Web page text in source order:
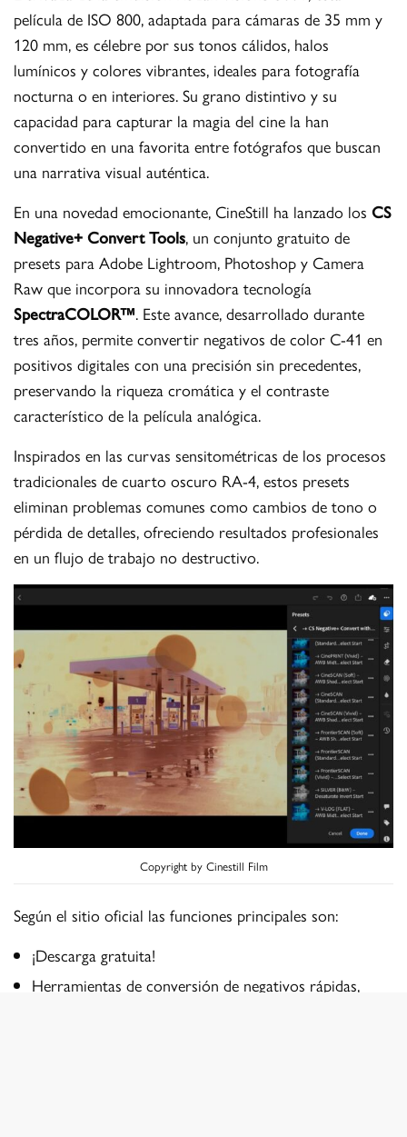
película de ISO 800, adaptada para cámaras de 35 mm y
120 mm, es célebre por sus tonos cálidos, halos
lumínicos y colores vibrantes, ideales para fotografía
nocturna o en interiores. Su grano distintivo y su
capacidad para capturar la magia del cine la han
convertido en una favorita entre fotógrafos que buscan
una narrativa visual auténtica.
En una novedad emocionante, CineStill ha lanzado losCS
Negative+ Convert Tools, un conjunto gratuito de
presets para Adobe Lightroom, Photoshop y Camera
Raw que incorpora su innovadora tecnología
SpectraCOLOR™. Este avance, desarrollado durante
tres años, permite convertir negativos de color C-41 en
positivos digitales con una precisión sin precedentes,
preservando la riqueza cromática y el contraste
característico de la película analógica.
Inspirados en las curvas sensitométricas de los procesos
tradicionales de cuarto oscuro RA-4, estos presets
eliminan problemas comunes como cambios de tono o
pérdida de detalles, ofreciendo resultados profesionales
en un flujo de trabajo no destructivo.
Copyright by Cinestill Film
Según el sitio oficial las funciones principales son:
¡Descarga gratuita!
Herramientas de conversión de negativos rápidas,